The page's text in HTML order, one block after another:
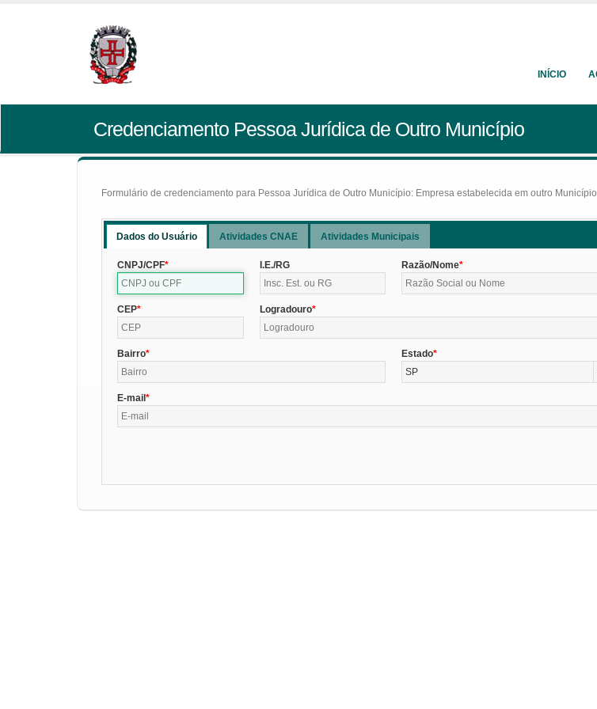
INÍCIO
Credenciamento Pessoa Jurídica de Outro Município
Formulário de credenciamento para Pessoa Jurídica de Outro Município: Empresa estabelecida em outro
Dados do Usuário Atividades CNAE Atividades Municipais
CNPJ/CPF I.E./RG Razão/Nome
CEP Logradouro
Bairro
Estado
SP
E-mail